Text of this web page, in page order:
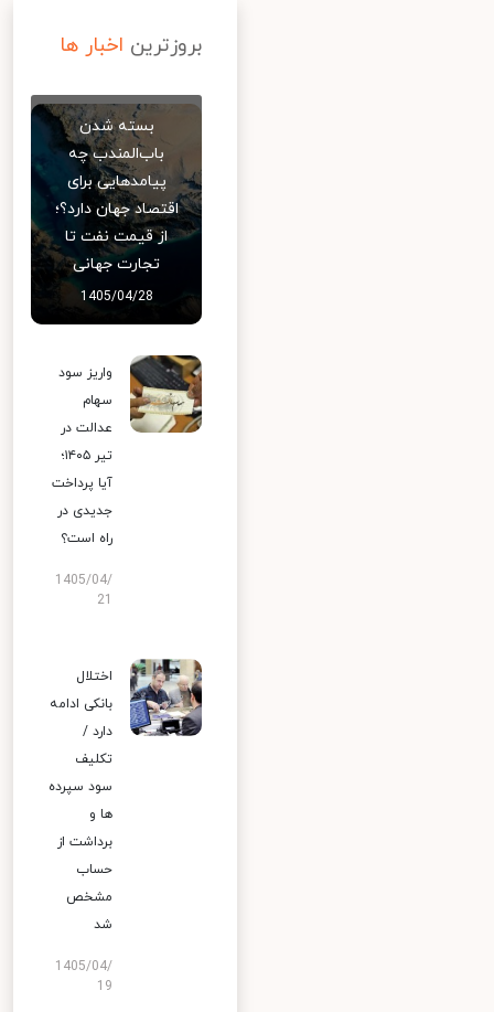
بروزترین اخبار ها
بسته شدن
باب‌المندب چه
پیامدهایی برای
اقتصاد جهان دارد؟؛
از قیمت نفت تا
تجارت جهانی
1405/04/28
واریز سود
سهام
عدالت در
تیر ۱۴۰۵؛
آیا پرداخت
جدیدی در
راه است؟
1405/04/
اختلال
بانکی ادامه
دارد /
تکلیف
سود سپرده
ها و
برداشت از
حساب
مشخص
شد
1405/04/
19